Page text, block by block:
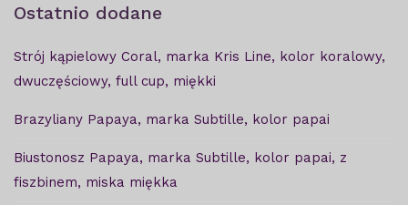
Ostatnio dodane
Strój kąpielowy Coral, marka Kris Line, kolor koralowy,
dwuczęściowy, full cup, miękki
Brazyliany Papaya, marka Subtille, kolor papai
Biustonosz Papaya, marka Subtille, kolor papai, z
fiszbinem, miska miękka